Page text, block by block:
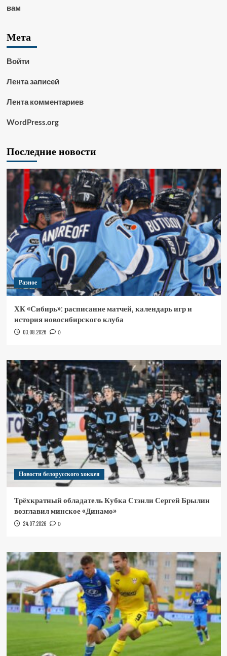
вам
Мета
Войти
Лента записей
Лента комментариев
WordPress.org
Последние новости
Разное
ХК «Сибирь»: расписание матчей, календарь игр и
история новосибирского клуба
03.08.2026 0
Новости белорусского хоккея
Трёхкратный обладатель Кубка Стэнли Сергей Брылин
возглавил минское «Динамо»
24.07.2026 0